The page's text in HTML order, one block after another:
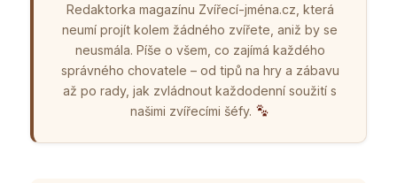
Redaktorka magazínu Zvířecí-jména.cz, která
neumí projít kolem žádného zvířete, aniž by se
neusmála. Píše o všem, co zajímá každého
správného chovatele – od tipů na hry a zábavu
až po rady, jak zvládnout každodenní soužití s
našimi zvířecími šéfy.